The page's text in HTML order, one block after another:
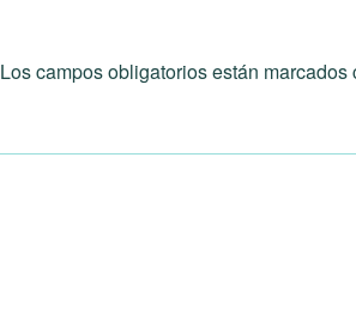
Los campos obligatorios están marcados